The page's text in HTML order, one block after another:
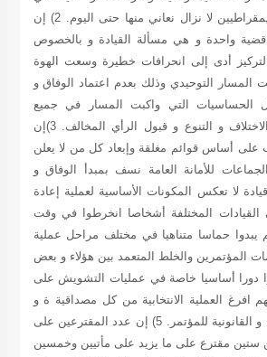
نفوس المناضلين الديمقراطيين لا نزال نعاني منها حتى اليوم. 2) إن
قضية واحدة و هي مسألة القيادة و بالخصوص
التركيز أدى إلى انحرافات خطيرة وسعت الهوة
المسار التوحيدي وذلك بعدم اعتماد الوفاق و
الحساسيات التي واكبت المسار في جميع
مراحله على أساس الاختلاف و التنوع و قبول الرأي المخالف. 3)إن
على أساس قوائم مغلقة وإبعاد كل من لا يعلن
للأمانة العامة نسف بمبدأ الوفاق و
قيادة لا تعكس المكونات الأساسية لعملية إعادة
القيادات المختلفة أشخاصا انخرطوا في وقت
يبدوا حماسا متناهيا في مختلف مراحل عملية
قائمات المؤتمرين والخلط المتعمد بين هؤلاء و بعض
دورا أساسيا خاصة في عمليات التشويش على
افرغ العملية الانتخابية من كل مصداقية ة و
قيض الأسس الأخلاقية و القانونية للمؤتمر. 5) إن عدد المقترعين على
ستين مقترع على ما يزيد على مأتيين وخمسين